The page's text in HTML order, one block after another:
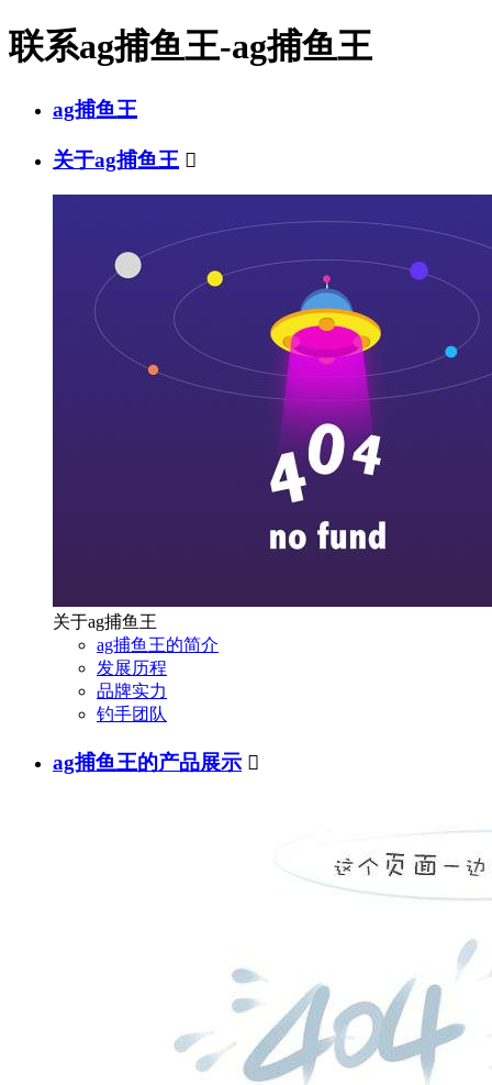
联系ag捕鱼王-ag捕鱼王
ag捕鱼王
关于ag捕鱼王 
关于ag捕鱼王
ag捕鱼王的简介
发展历程
品牌实力
钓手团队
ag捕鱼王的产品展示 